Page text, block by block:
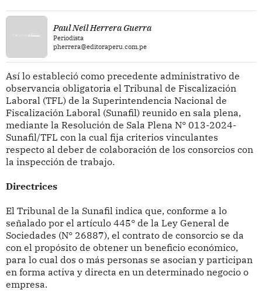
Paul Neil Herrera Guerra
Periodista
pherrera@editoraperu.com.pe
Así lo estableció como precedente administrativo de
observancia obligatoria el Tribunal de Fiscalización
Laboral (TFL) de la Superintendencia Nacional de
Fiscalización Laboral (Sunafil) reunido en sala plena,
mediante la Resolución de Sala Plena N° 013-2024-
Sunafil/TFL con la cual fija criterios vinculantes
respecto al deber de colaboración de los consorcios con
la inspección de trabajo.
Directrices
El Tribunal de la Sunafil indica que, conforme a lo
señalado por el artículo 445° de la Ley General de
Sociedades (N° 26887), el contrato de consorcio se da
con el propósito de obtener un beneficio económico,
para lo cual dos o más personas se asocian y participan
en forma activa y directa en un determinado negocio o
empresa.